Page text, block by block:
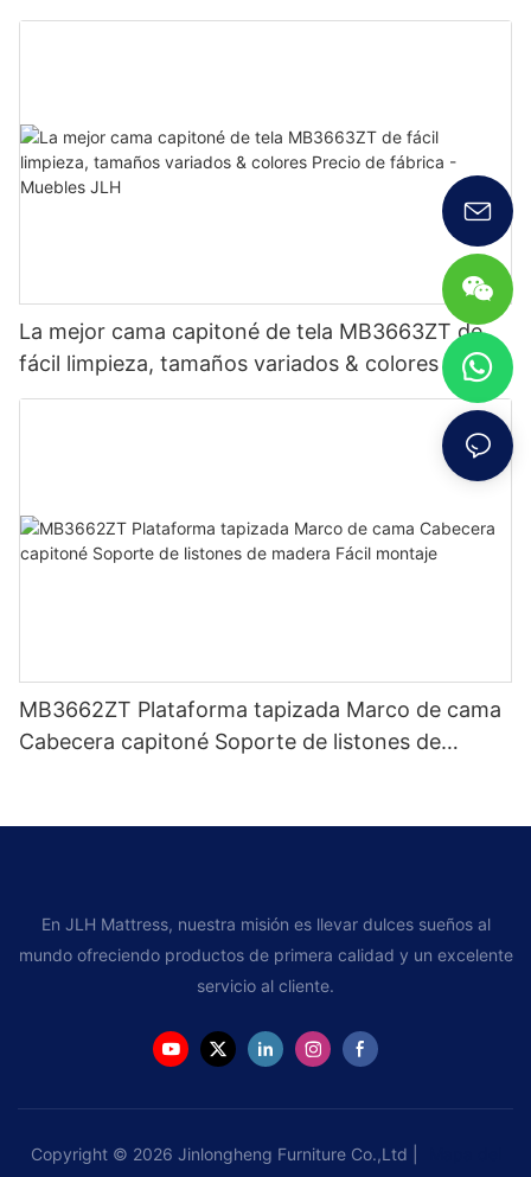
La mejor cama capitoné de tela MB3663ZT de
fácil limpieza, tamaños variados & colores Precio
de fábrica - Muebles JLH
MB3662ZT Plataforma tapizada Marco de cama
Cabecera capitoné Soporte de listones de
En JLH Mattress, nuestra misión es llevar dulces sueños al
mundo ofreciendo productos de primera calidad y un excelente
servicio al cliente.
Copyright © 2026 Jinlongheng Furniture Co.,Ltd |